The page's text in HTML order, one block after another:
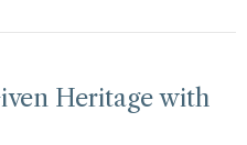
Heritage with